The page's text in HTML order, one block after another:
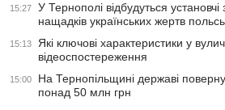
15:27
У Тернополі відбудуться установчі
нащадків українських жертв
15:13
Які ключові характеристики у
відеоспостереження
15:00
На Тернопільщині державі
понад 50 млн грн